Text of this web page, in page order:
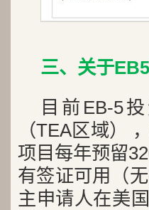
三、关于
目前EB-5
（TEA区域）
项目每年预留
有签证可用（
主申请人在美